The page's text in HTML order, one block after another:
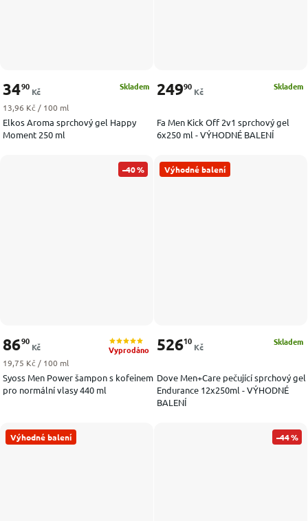
Elkos Aroma sprchový gel Happy
Moment 250 ml
Skladem
3490
Kč
Měrná cena:
13,96 Kč / 100 ml
Fa Men Kick Off 2v1 sprchový gel
6x250 ml - VÝHODNÉ BALENÍ
Skladem
24990
Kč
–40 %
Syoss Men Power šampon s kofeinem
pro normální vlasy 440 ml
Vyprodáno
8690
Kč
Měrná cena:
19,75 Kč / 100 ml
Výhodné balení
Dove Men+Care pečující sprchový gel
Endurance 12x250ml - VÝHODNÉ
BALENÍ
Skladem
52610
Kč
Výhodné balení –44 %